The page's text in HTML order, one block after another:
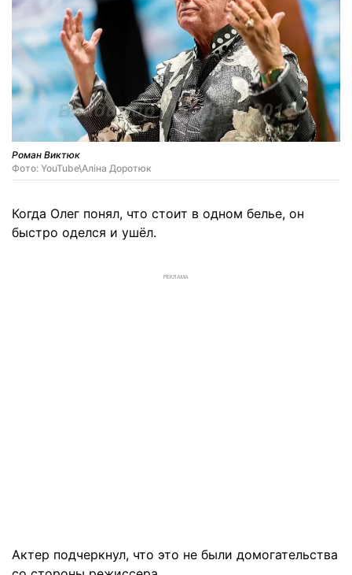
Роман Виктюк
Фото: YouTube\Аліна Доротюк
Когда Олег понял, что стоит в одном белье, он
быстро оделся и ушёл.
РЕКЛАМА
Актер подчеркнул, что это не были домогательства